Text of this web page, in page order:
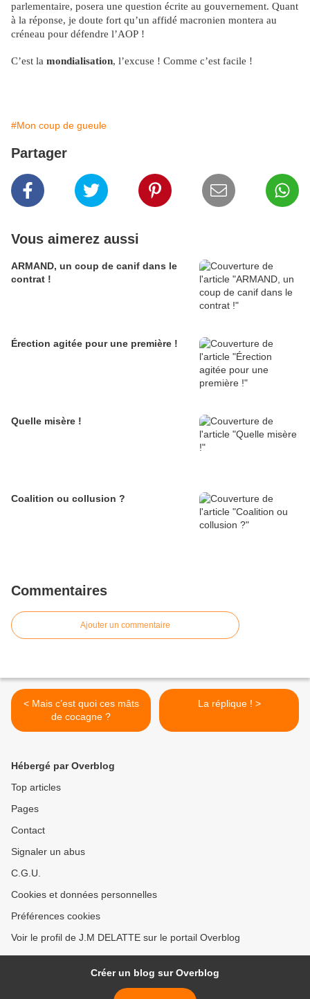
parlementaire, posera une question écrite au gouvernement. Quant
à la réponse, je doute fort qu’un affidé macronien montera au
créneau pour défendre l’AOP !
C’est la mondialisation, l’excuse ! Comme c’est facile !
#Mon coup de gueule
Partager
Vous aimerez aussi
ARMAND, un coup de canif dans le
contrat !
Érection agitée pour une première !
Quelle misère !
Coalition ou collusion ?
Commentaires
Ajouter un commentaire
< Mais c’est quoi ces mâts
de cocagne ?
La réplique ! >
Hébergé par Overblog
Top articles
Pages
Contact
Signaler un abus
C.G.U.
Cookies et données personnelles
Préférences cookies
Voir le profil de J.M DELATTE sur le portail Overblog
Créer un blog sur Overblog